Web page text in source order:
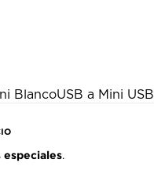
BlancoUSB a Mini USB
especiales.